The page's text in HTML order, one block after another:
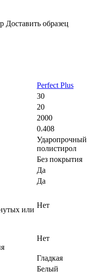
Доставить образец
Perfect Plus
30
20
2000
0.408
Ударопрочный
полистирол
Без покрытия
Да
Да
или
Нет
Нет
Гладкая
Белый